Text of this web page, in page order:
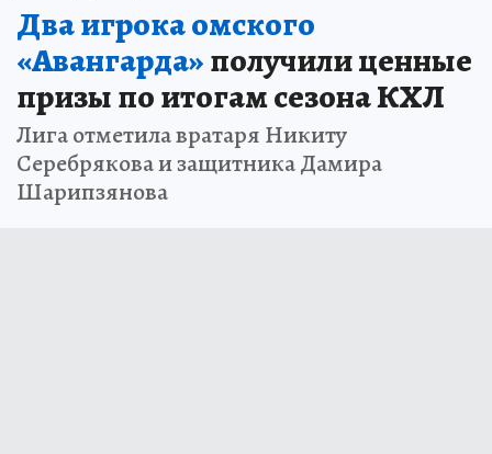
Два игрока омского
«Авангарда»получили ценные
призы по итогам сезона КХЛ
Лига отметила вратаря Никиту
Серебрякова и защитника Дамира
Шарипзянова